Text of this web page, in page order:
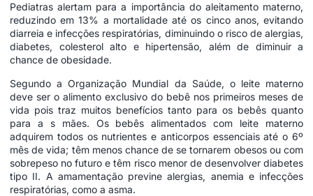
Pediatras alertam para a importância do aleitamento materno,
reduzindo em 13% a mortalidade até os cinco anos, evitando
diarreia e infecções respiratórias, diminuindo o risco de alergias,
diabetes, colesterol alto e hipertensão, além de diminuir a
chance de obesidade.
Segundo a Organização Mundial da Saúde, o leite materno
deve ser o alimento exclusivo do bebê nos primeiros meses de
vida pois traz muitos benefícios tanto para os bebês quanto
para a s mães. Os bebês alimentados com leite materno
adquirem todos os nutrientes e anticorpos essenciais até o 6º
mês de vida; têm menos chance de se tornarem obesos ou com
sobrepeso no futuro e têm risco menor de desenvolver diabetes
tipo II. A amamentação previne alergias, anemia e infecções
respiratórias, como a asma.